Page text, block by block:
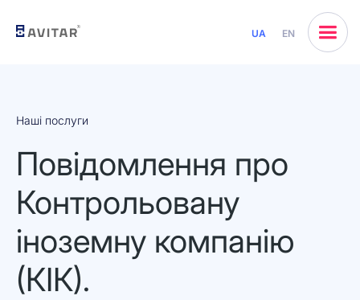
UA EN
Наші послуги
Повідомлення про
Контрольовану
іноземну компанію
(КІК).